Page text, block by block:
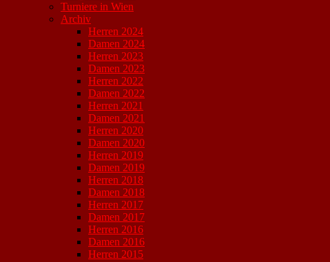
Turniere in Wien
Archiv
Herren 2024
Damen 2024
Herren 2023
Damen 2023
Herren 2022
Damen 2022
Herren 2021
Damen 2021
Herren 2020
Damen 2020
Herren 2019
Damen 2019
Herren 2018
Damen 2018
Herren 2017
Damen 2017
Herren 2016
Damen 2016
Herren 2015